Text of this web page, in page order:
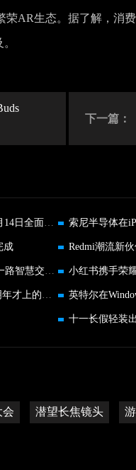
荣AR生态。据了解，消
下一篇：
百万爆款再出新作 OPPO A2x亮相移动大会 10月14日全面开售 索尼半导体在
成 Redmi潮流新
海信中标老挝万象快速公交BRT项目 打造一带一路智慧交通新标杆
曝小米第四季度将有小米14和MIUI 15推出 有明年才上的新技术 英特尔在
会 潜望长焦镜头